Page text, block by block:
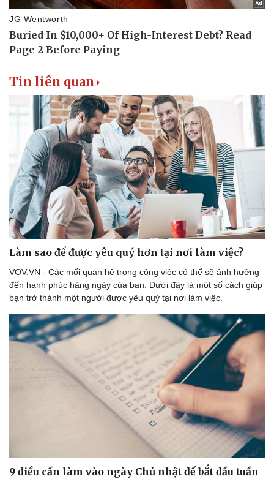
Tin liên quan
Làm sao để được yêu quý hơn tại nơi làm việc?
VOV.VN - Các mối quan hệ trong công việc có thể sẽ ảnh hưởng
đến hạnh phúc hàng ngày của bạn. Dưới đây là một số cách giúp
bạn trở thành một người được yêu quý tại nơi làm việc.
9 điều cần làm vào ngày Chủ nhật để bắt đầu tuần